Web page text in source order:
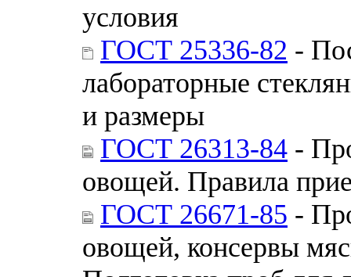
условия
ГОСТ 25336-82 -
лабораторные
и размеры
ГОСТ 26313-84 -
овощей. Правила
ГОСТ 26671-85 -
овощей, консервы